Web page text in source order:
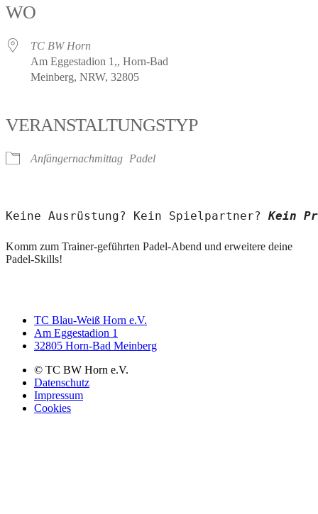
WO
TC BW Horn
Am Eggestadion 1,, Horn-Bad
Meinberg, NRW, 32805
VERANSTALTUNGSTYP
Anfängernachmittag Padel
Keine Ausrüstung? Kein Spielpartner? Kein
Komm zum Trainer-geführten Padel-Abend und erweitere deine
Padel-Skills!
TC Blau-Weiß Horn e.V.
Am Eggestadion 1
32805 Horn-Bad Meinberg
© TC BW Horn e.V.
Datenschutz
Impressum
Cookies